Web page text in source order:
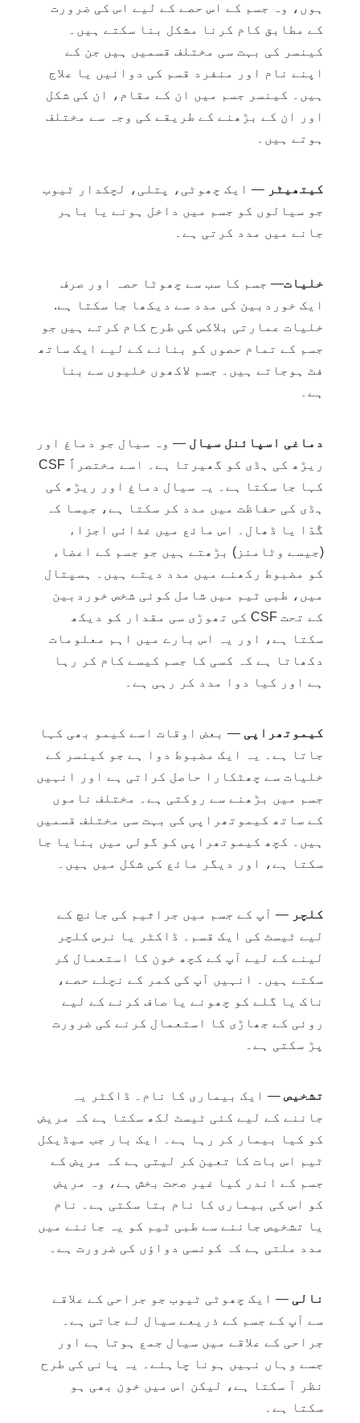
ہوں، وہ جسم کے اس حصے کے لیے اس کی ضرورت
کے مطابق کام کرنا مشکل بنا سکتے ہیں۔
کینسر کی بہت سی مختلف قسمیں ہیں جن کے
اپنے نام اور منفرد قسم کی دوائیں یا علاج
ہیں۔ کینسر جسم میں ان کے مقام، ان کی شکل
اور ان کے بڑھنے کے طریقے کی وجہ سے مختلف
ہوتے ہیں۔
کیتھیٹر — ایک چھوٹی، پتلی، لچکدار ٹیوب
جو سیالوں کو جسم میں داخل ہونے یا باہر
جانے میں مدد کرتی ہے۔
خلیات—جسم کا سب سے چھوٹا حصہ اور صرف
ایک خوردبین کی مدد سے دیکھا جا سکتا ہے.
خلیات عمارتی بلاکس کی طرح کام کرتے ہیں جو
جسم کے تمام حصوں کو بنانے کے لیے ایک ساتھ
فٹ ہوجاتے ہیں۔ جسم لاکھوں خلیوں سے بنا
ہے۔
دماغی اسپائنل سیال — وہ سیال جو دماغ اور
ریڑھ کی ہڈی کو گھیرتا ہے۔ اسے مختصراً CSF
کہا جا سکتا ہے۔ یہ سیال دماغ اور ریڑھ کی
ہڈی کی حفاظت میں مدد کر سکتا ہے، جیسا کہ
گَدّا یا ڈھال۔ اس مائع میں غذائی اجزاء
(جیسے وٹامنز) بڑھتے ہیں جو جسم کے اعضاء
کو مضبوط رکھنے میں مدد دیتے ہیں۔ ہسپتال
میں، طبی ٹیم میں شامل کوئی شخص خوردبین
کے تحت CSF کی تھوڑی سی مقدار کو دیکھ
سکتا ہے، اور یہ اس بارے میں اہم معلومات
دکھاتا ہے کہ کسی کا جسم کیسے کام کر رہا
ہے اور کیا دوا مدد کر رہی ہے۔
کیموتھراپی — بعض اوقات اسے کیمو بھی کہا
جاتا ہے۔ یہ ایک مضبوط دوا ہے جو کینسر کے
خلیات سے چھٹکارا حاصل کراتی ہے اور انہیں
جسم میں بڑھنے سے روکتی ہے۔ مختلف ناموں
کے ساتھ کیموتھراپی کی بہت سی مختلف قسمیں
ہیں۔ کچھ کیموتھراپی کو گولی میں بنایا جا
سکتا ہے، اور دیگر مائع کی شکل میں ہیں۔
کلچر — آپ کے جسم میں جراثیم کی جانچ کے
لیے ٹیسٹ کی ایک قسم۔ ڈاکٹر یا نرس کلچر
لینے کے لیے آپ کے کچھ خون کا استعمال کر
سکتے ہیں۔ انہیں آپ کی کمر کے نچلے حصے،
ناک یا گلے کو چھونے یا صاف کرنے کے لیے
روئی کے جھاڑی کا استعمال کرنے کی ضرورت
پڑ سکتی ہے۔
تشخیص— ایک بیماری کا نام۔ ڈاکٹر یہ
جاننے کے لیے کئی ٹیسٹ لکھ سکتا ہے کہ مریض
کو کیا بیمار کر رہا ہے۔ ایک بار جب میڈیکل
ٹیم اس بات کا تعین کر لیتی ہے کہ مریض کے
جسم کے اندر کیا غیر صحت بخش ہے، وہ مریض
کو اس کی بیماری کا نام بتا سکتی ہے۔ نام
یا تشخیص جاننے سے طبی ٹیم کو یہ جاننے میں
مدد ملتی ہے کہ کونسی دواؤں کی ضرورت ہے۔
نالی — ایک چھوٹی ٹیوب جو جراحی کے علاقے
سے آپ کے جسم کے ذریعے سیال لے جاتی ہے۔
جراحی کے علاقے میں سیال جمع ہوتا ہے اور
جسے وہاں نہیں ہونا چاہئے۔ یہ پانی کی طرح
نظر آ سکتا ہے، لیکن اس میں خون بھی ہو
سکتا ہے۔